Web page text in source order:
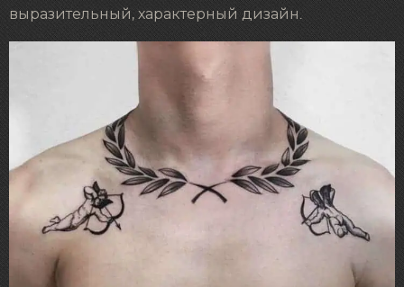
выразительный, характерный дизайн.